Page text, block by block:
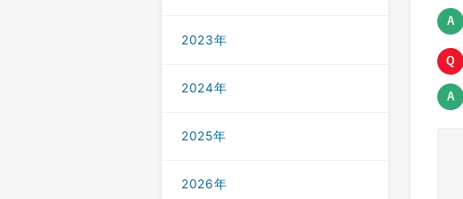
2023年
2024年
2025年
2026年